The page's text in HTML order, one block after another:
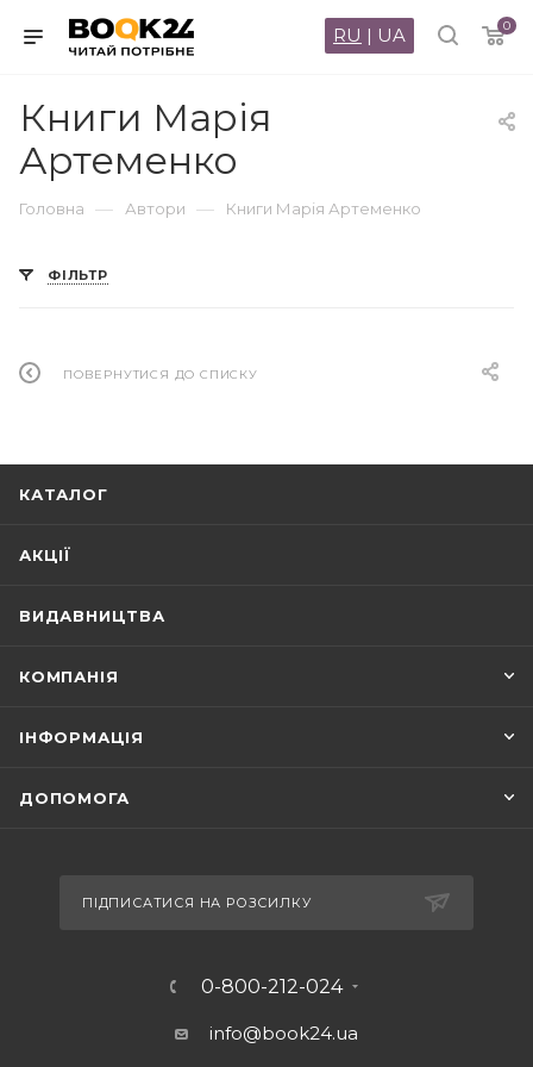
0
RU | UA
Книги Марія
Артеменко
Головна — Автори — Книги Марія Артеменко
ФІЛЬТР
ПОВЕРНУТИСЯ ДО СПИСКУ
КАТАЛОГ
АКЦІЇ
ВИДАВНИЦТВА
КОМПАНІЯ
ІНФОРМАЦІЯ
ДОПОМОГА
ПІДПИСАТИСЯ НА РОЗСИЛКУ
0-800-212-024
info@book24.ua